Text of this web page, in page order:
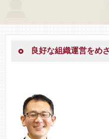
良好な組織運営をめ